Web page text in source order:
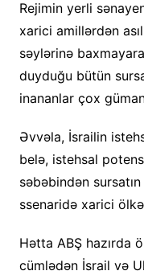
Rejimin yerli
xarici amillərdən
səylərinə
duyduğu bütün
inananlar çox
Əvvəla, İsrailin
belə, istehsal
səbəbindən
ssenaridə xarici
Hətta ABŞ hazırda
cümlədən İsrail və